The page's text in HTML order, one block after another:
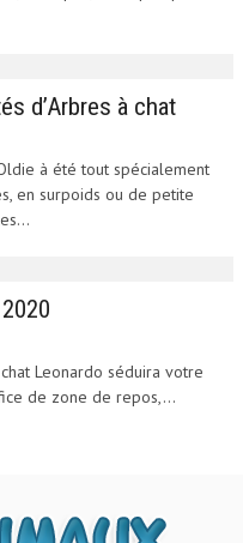
d’Arbres à chat
à été tout spécialement
en surpoids ou de petite
Leonardo séduira votre
de zone de repos,...